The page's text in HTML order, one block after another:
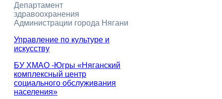
Департамент
здравоохранения
Администрации города Нягани
Управление по культуре и
искусству
БУ ХМАО -Югры «Няганский
комплексный центр
социального обслуживания
населения»